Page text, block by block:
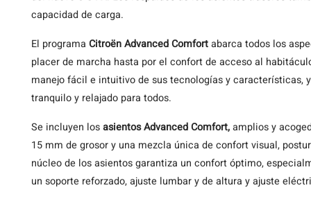
capacidad de carga.
El programa Citroën Advanced Comfortabarca todos los
placer de marcha hasta por el confort de acceso al
manejo fácil e intuitivo de sus tecnologías y características,
tranquilo y relajado para todos.
Se incluyen losasientos Advanced Comfort,amplios y
15 mm de grosor y una mezcla única de confort visual,
núcleo de los asientos garantiza un confort óptimo,
un soporte reforzado, ajuste lumbar y de altura y ajuste